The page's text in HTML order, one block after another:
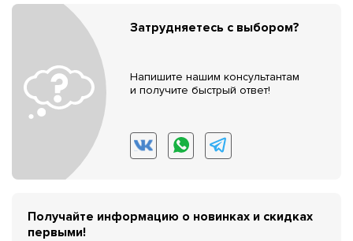
Затрудняетесь с выбором?
Напишите нашим консультантам
и получите быстрый ответ!
Получайте информацию о новинках и скидках
первыми!